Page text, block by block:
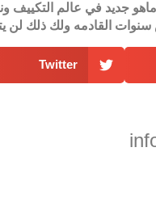
جديد في عالم
القادمه ولك ذلك لن
Twitter